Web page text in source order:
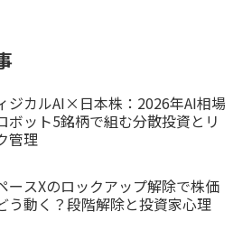
ジカルAI×日本株：2026年AI相場
ボット5銘柄で組む分散投資とリ
管理
ースXのロックアップ解除で株価
う動く？段階解除と投資家心理